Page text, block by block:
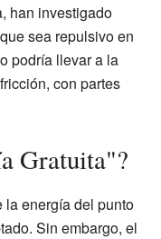
han investigado
sea repulsivo en
podría llevar a la
con partes
Gratuita"?
la energía del punto
Sin embargo, el